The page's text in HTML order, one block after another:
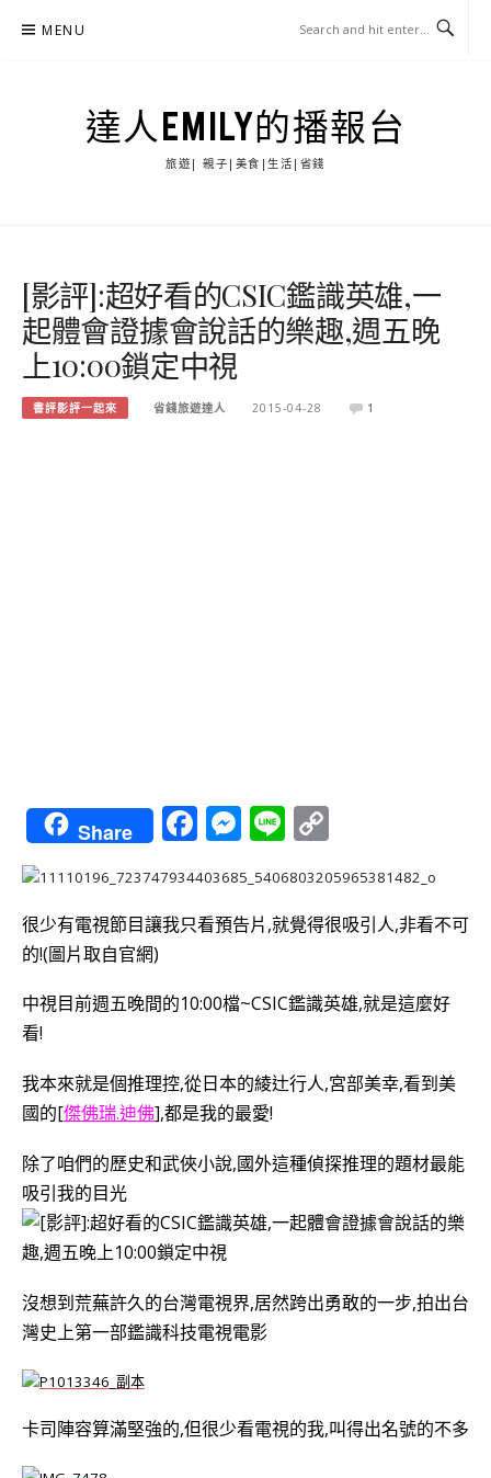
MENU
達人EMILY的播報台
旅遊| 親子|美食|生活|省錢
[影評]:超好看的CSIC鑑識英雄,一
起體會證據會說話的樂趣,週五晚
上10:00鎖定中視
書評影評一起來 省錢旅遊達人 2015-04-28 1
Share Facebook
Messenger
Line
很少有電視節目讓我只看預告片,就覺得很吸引人,非看不可
的!(圖片取自官網)
中視目前週五晚間的10:00檔~CSIC鑑識英雄,就是這麼好
看!
我本來就是個推理控,從日本的綾辻行人,宮部美幸,看到美
國的[傑佛瑞.迪佛],都是我的最愛!
除了咱們的歷史和武俠小說,國外這種偵探推理的題材最能
吸引我的目光
沒想到荒蕪許久的台灣電視界,居然跨出勇敢的一步,拍出台
灣史上第一部鑑識科技電視電影
卡司陣容算滿堅強的,但很少看電視的我,叫得出名號的不多